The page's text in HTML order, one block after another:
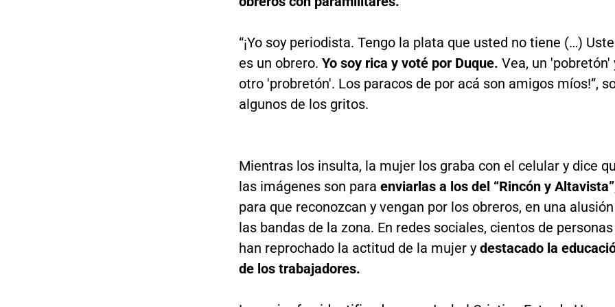
“¡Yo soy periodista. Tengo la plata que usted no tiene (…)
es un obrero. Yo soy rica y voté por Duque. Vea, un 'pobretón'
otro 'probretón'. Los paracos de por acá son amigos míos!”,
algunos de los gritos.
Mientras los insulta, la mujer los graba con el celular y dice
las imágenes son para enviarlas a los del “Rincón y Altavista”
para que reconozcan y vengan por los obreros, en una
las bandas de la zona. En redes sociales, cientos de personas
han reprochado la actitud de la mujer ydestacado la
de los trabajadores.